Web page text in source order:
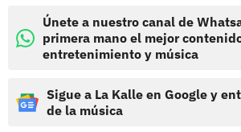
Únete a nuestro canal de
primera mano el mejor
entretenimiento y música
Sigue a La Kalle en Google y
de la música